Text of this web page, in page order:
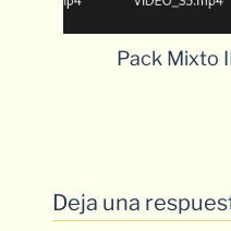
Pack Mixto
Deja una